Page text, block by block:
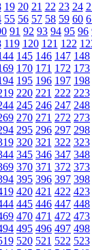
19 20 21 22 23 24
55 56 57 58 59 60
91 92 93 94 95 96
119 120 121 122
145 146 147 148
170 171 172 173
195 196 197 198
220 221 222 223
245 246 247 248
270 271 272 273
295 296 297 298
320 321 322 323
345 346 347 348
370 371 372 373
395 396 397 398
420 421 422 423
445 446 447 448
470 471 472 473
495 496 497 498
520 521 522 523